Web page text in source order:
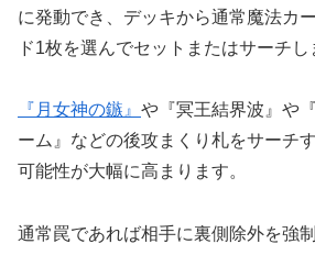
に発動でき、デッキから通常魔法カ
ド1枚を選んでセットまたはサーチし
『月女神の鏃』 や『冥王結界波』や
ーム』などの後攻まくり札をサーチ
可能性が大幅に高まります。
通常罠であれば相手に裏側除外を強